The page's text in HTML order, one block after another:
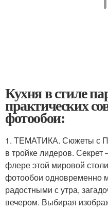
Кухня в стиле
практических
фотообои:
1. ТЕМАТИКА. Сюжеты с
в тройке лидеров.
флере этой мировой
фотообои одновременно
радостными с утра,
вечером. Выбирая